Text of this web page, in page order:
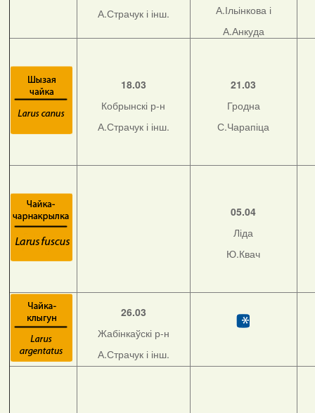
А.Страчук і інш.
А.Ільінкова і
А.Анкуда
18.03
Кобрынскі р-н
А.Страчук і інш.
21.03
Гродна
С.Чарапіца
05.04
Ліда
Ю.Квач
26.03
Жабінкаўскі р-н
А.Страчук і інш.